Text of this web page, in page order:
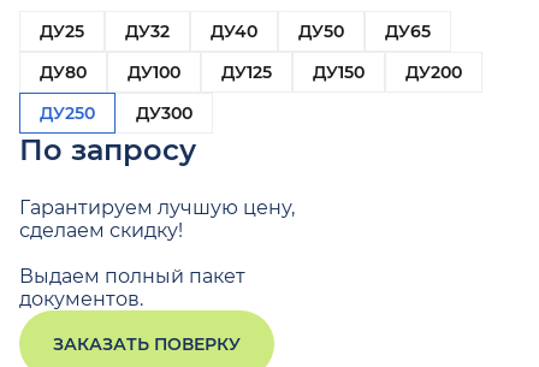
ДУ25
ДУ32 ДУ40 ДУ50
ДУ65
ДУ80
ДУ100 ДУ125 ДУ150
ДУ200
ДУ250
ДУ300
По запросу
Гарантируем лучшую цену,
сделаем скидку!
Выдаем полный пакет
документов.
ЗАКАЗАТЬ ПОВЕРКУ